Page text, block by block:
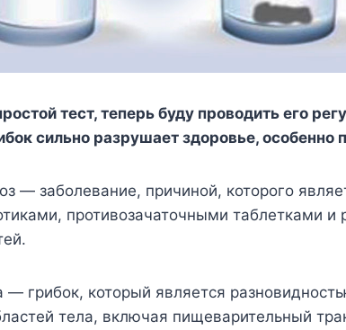
тест, теперь буду проводить его
сильно разрушает здоровье, особенно
— заболевание, причиной, которого
противозачаточными таблетками и
— грибок, который является
тела, включая пищеварительный